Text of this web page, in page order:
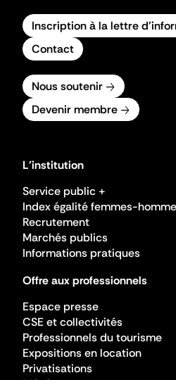
Inscription à la lettre
Contact
Nous soutenir
Devenir membre
L'institution
Service public +
Index égalité femmes-
Recrutement
Marchés publics
Informations pratiques
Offre aux professionnels
Espace presse
CSE et collectivités
Professionnels du tourisme
Expositions en location
Privatisations